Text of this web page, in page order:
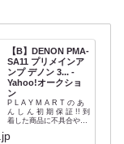
【B】DENON PMA-
SA11 プリメインア
ンプ デノン 3... -
Yahoo!オークショ
ン
P L A Y M A R T の あ
ん し ん 初 期 保 証 !! 到
着した商品に不具合や破
は、商品到着後7日以内